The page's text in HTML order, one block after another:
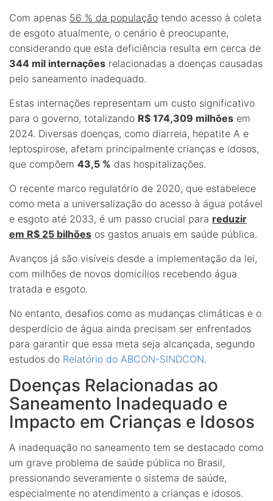
Com apenas 56 % da população tendo acesso à coleta
de esgoto atualmente, o cenário é preocupante,
considerando que esta deficiência resulta em cerca de
344 mil internações relacionadas a doenças causadas
pelo saneamento inadequado.
Estas internações representam um custo significativo
para o governo, totalizando R$ 174,309 milhões em
2024. Diversas doenças, como diarreia, hepatite A e
leptospirose, afetam principalmente crianças e idosos,
que compõem 43,5 % das hospitalizações.
O recente marco regulatório de 2020, que estabelece
como meta a universalização do acesso à água potável
e esgoto até 2033, é um passo crucial para reduzir
em R$ 25 bilhões os gastos anuais em saúde pública.
Avanços já são visíveis desde a implementação da lei,
com milhões de novos domicílios recebendo água
tratada e esgoto.
No entanto, desafios como as mudanças climáticas e o
desperdício de água ainda precisam ser enfrentados
para garantir que essa meta seja alcançada, segundo
estudos do Relatório do ABCON-SINDCON.
Doenças Relacionadas ao
Saneamento Inadequado e
Impacto em Crianças e Idosos
A inadequação no saneamento tem se destacado como
um grave problema de saúde pública no Brasil,
pressionando severamente o sistema de saúde,
especialmente no atendimento a crianças e idosos.